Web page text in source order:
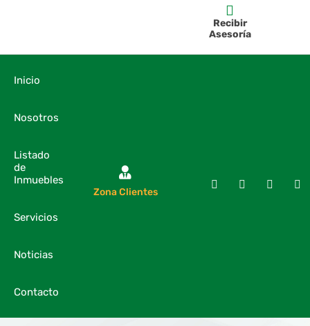
Recibir
Asesoría
Inicio
Nosotros
Listado
de
Inmuebles
Servicios
Noticias
Contacto
Zona Clientes